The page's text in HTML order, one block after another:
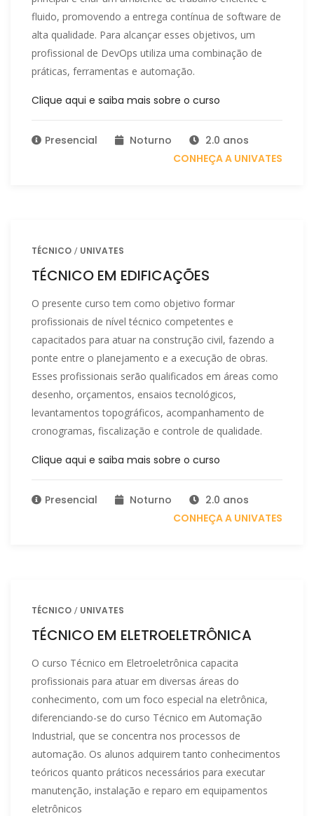
fluido, promovendo a entrega contínua de software de
alta qualidade. Para alcançar esses objetivos, um
profissional de DevOps utiliza uma combinação de
práticas, ferramentas e automação.
Clique aqui e saiba mais sobre o curso
Presencial Noturno
2.0 anos
CONHEÇA A UNIVATES
TÉCNICO UNIVATES
TÉCNICO EM EDIFICAÇÕES
O presente curso tem como objetivo formar
profissionais de nível técnico competentes e
capacitados para atuar na construção civil, fazendo a
ponte entre o planejamento e a execução de obras.
Esses profissionais serão qualificados em áreas como
desenho, orçamentos, ensaios tecnológicos,
levantamentos topográficos, acompanhamento de
cronogramas, fiscalização e controle de qualidade.
Clique aqui e saiba mais sobre o curso
Presencial Noturno
2.0 anos
CONHEÇA A UNIVATES
TÉCNICO UNIVATES
TÉCNICO EM ELETROELETRÔNICA
O curso Técnico em Eletroeletrônica capacita
profissionais para atuar em diversas áreas do
conhecimento, com um foco especial na eletrônica,
diferenciando-se do curso Técnico em Automação
Industrial, que se concentra nos processos de
automação. Os alunos adquirem tanto conhecimentos
teóricos quanto práticos necessários para executar
manutenção, instalação e reparo em equipamentos
eletrônicos